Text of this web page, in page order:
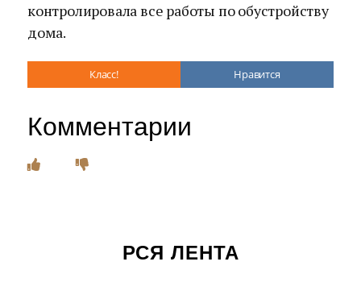
контролировала все работы по обустройству
дома.
Класс! Нравится
Комментарии
РСЯ ЛЕНТА